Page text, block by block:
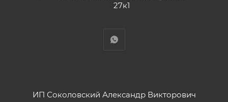
27к1
ИП Соколовский Александр Викторович